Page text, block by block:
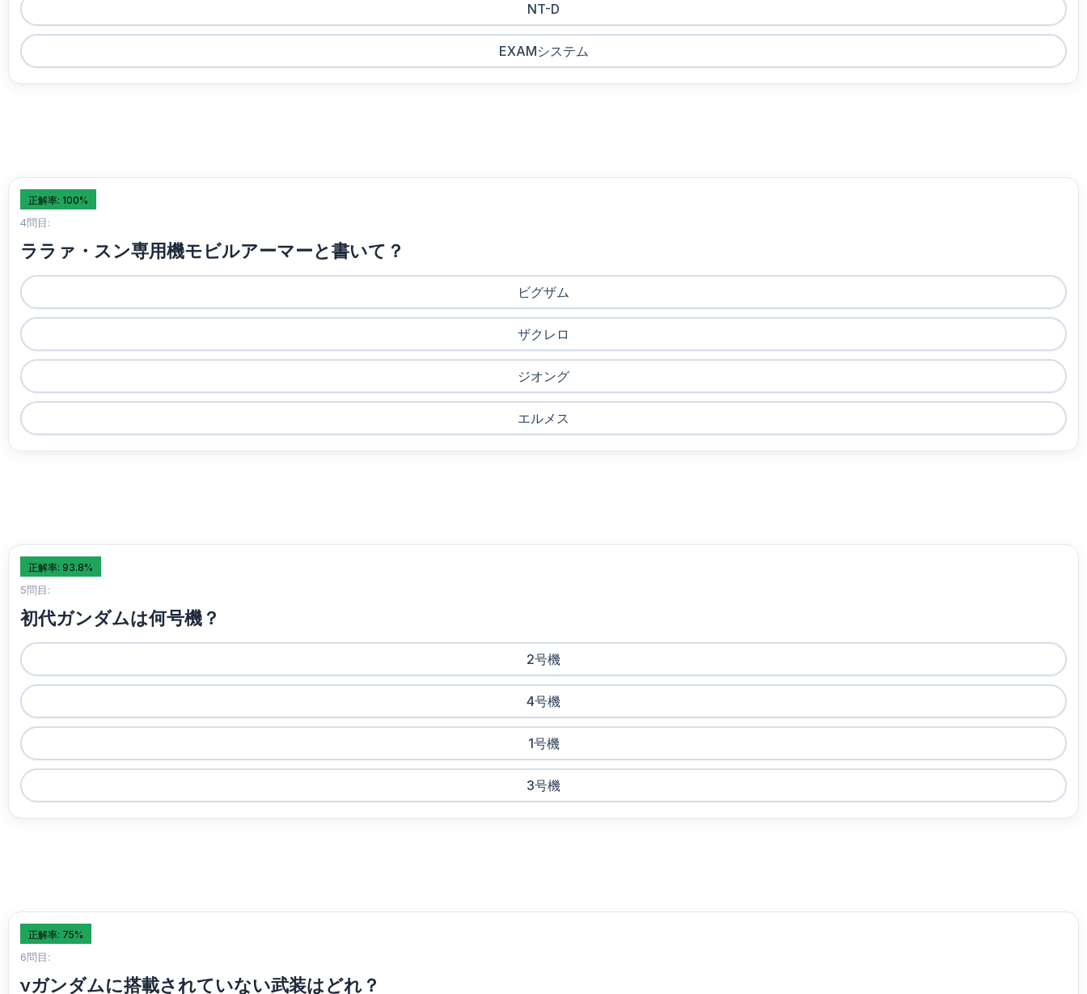
NT-D
EXAMシステム
正解率: 100%
4問目:
ララァ・スン専用機モビルアーマーと書いて？
ビグザム
ザクレロ
ジオング
エルメス
正解率: 93.8%
5問目:
初代ガンダムは何号機？
2号機
4号機
1号機
3号機
正解率: 75%
6問目:
νガンダムに搭載されていない武装はどれ？